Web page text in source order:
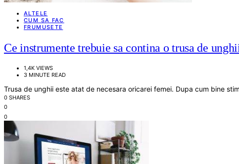
ALTELE
CUM SA FAC
FRUMUSETE
Ce instrumente trebuie sa contina o trusa de
1,4K VIEWS
3 MINUTE READ
Trusa de unghii este atat de necesara oricarei femei. Dupa cum bine
0 SHARES
0
0